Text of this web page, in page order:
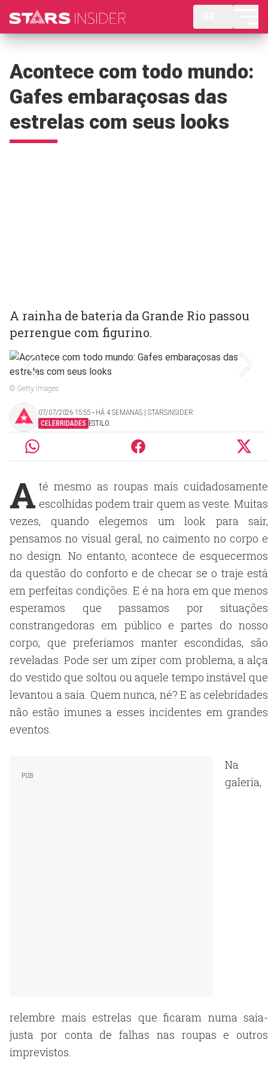
Acontece com todo mundo:
Gafes embaraçosas das
estrelas com seus looks
A rainha de bateria da Grande Rio passou
perrengue com figurino.
© Getty Images
07/07/2026 15:55 ‧ HÁ 4 SEMANAS | STARSINSIDER
CELEBRIDADES ESTILO
A té mesmo as roupas mais cuidadosamente
escolhidas podem trair quem as veste. Muitas
vezes, quando elegemos um look para sair,
pensamos no visual geral, no caimento no corpo e
no design. No entanto, acontece de esquecermos
da questão do conforto e de checar se o traje está
em perfeitas condições. E é na hora em que menos
esperamos que passamos por situações
constrangedoras em público e partes do nosso
corpo, que preferíamos manter escondidas, são
reveladas. Pode ser um zíper com problema, a alça
do vestido que soltou ou aquele tempo instável que
levantou a saia. Quem nunca, né? E as celebridades
não estão imunes a esses incidentes em grandes
eventos.
Na
galeria,
relembre mais estrelas que ficaram numa saia-
justa por conta de falhas nas roupas e outros
imprevistos.